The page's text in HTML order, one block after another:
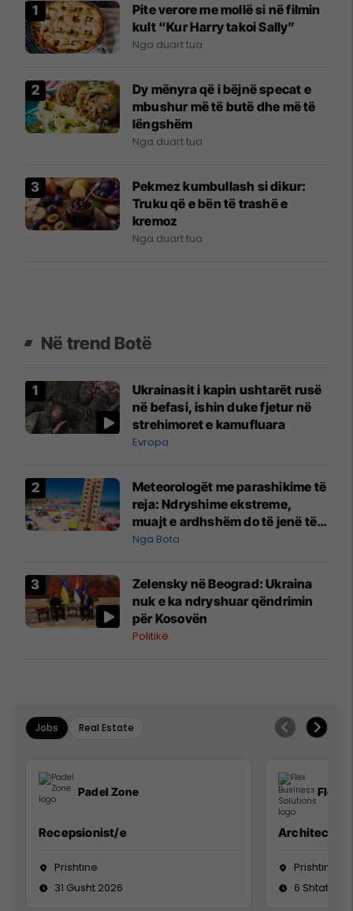
Pite verore me mollë si në filmin
kult “Kur Harry takoi Sally”
Nga duart tua
Dy mënyra që i bëjnë specat e
mbushur më të butë dhe më të
lëngshëm
Nga duart tua
Pekmez kumbullash si dikur:
Truku që e bën të trashë e
kremoz
Nga duart tua
Në trend Botë
Ukrainasit i kapin ushtarët rusë
në befasi, ishin duke fjetur në
strehimoret e kamufluara
Evropa
Meteorologët me parashikime të
reja: Ndryshime ekstreme,
muajt e ardhshëm do të jenë të
pazakontë
Nga Bota
Zelensky në Beograd: Ukraina
nuk e ka ndryshuar qëndrimin
për Kosovën
Politikë
Jobs Real Estate
Padel Zone
Recepsionist/e
Prishtine
31 Gusht 2026
Flex
Architect
Prishtinë
6 Shtator